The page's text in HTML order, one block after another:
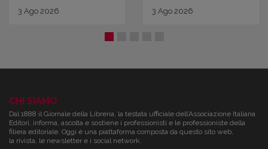
3 Ago 2026 3 Ago 2026
CHI SIAMO
Dal 1888 il Giornale della Libreria, la testata ufficiale dell’Associazione Italiana
Editori, informa, ascolta e sostiene i professionisti e le professioniste della
filiera editoriale. Oggi è una piattaforma composta da questo sito web,
la rivista, le newsletter e i social network.